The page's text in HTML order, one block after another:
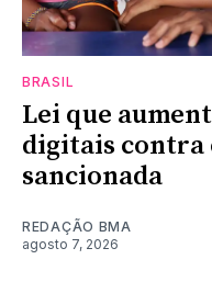
BRASIL
Lei que
digitais contra
sancionada
REDAÇÃO BMA
agosto 7, 2026